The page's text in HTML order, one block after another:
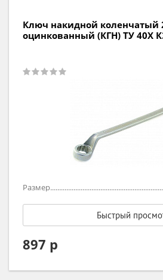
Ключ накидной коленчатый
оцинкованный (КГН) ТУ 40Х
Размер
Быстрый
897 р